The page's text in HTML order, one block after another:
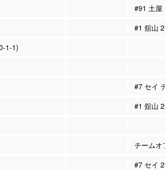
#91 土屋
#1 舘山
1-1)
#7 セイ
#1 舘山
チームオ
#7 セイ